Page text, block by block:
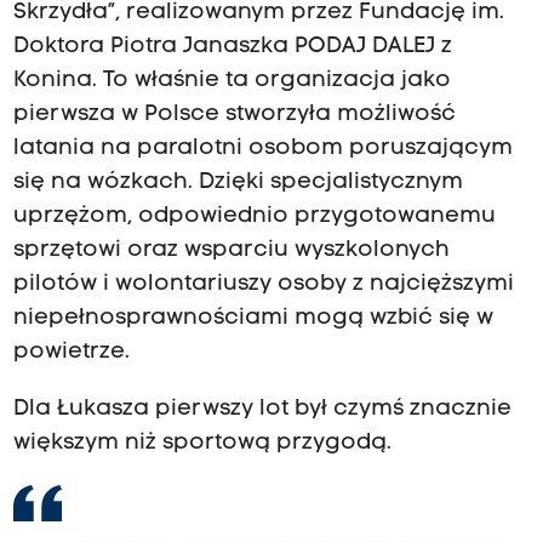
Skrzydła”, realizowanym przez Fundację im.
Doktora Piotra Janaszka PODAJ DALEJ z
Konina. To właśnie ta organizacja jako
pierwsza w Polsce stworzyła możliwość
latania na paralotni osobom poruszającym
się na wózkach. Dzięki specjalistycznym
uprzężom, odpowiednio przygotowanemu
sprzętowi oraz wsparciu wyszkolonych
pilotów i wolontariuszy osoby z najcięższymi
niepełnosprawnościami mogą wzbić się w
powietrze.
Dla Łukasza pierwszy lot był czymś znacznie
większym niż sportową przygodą.